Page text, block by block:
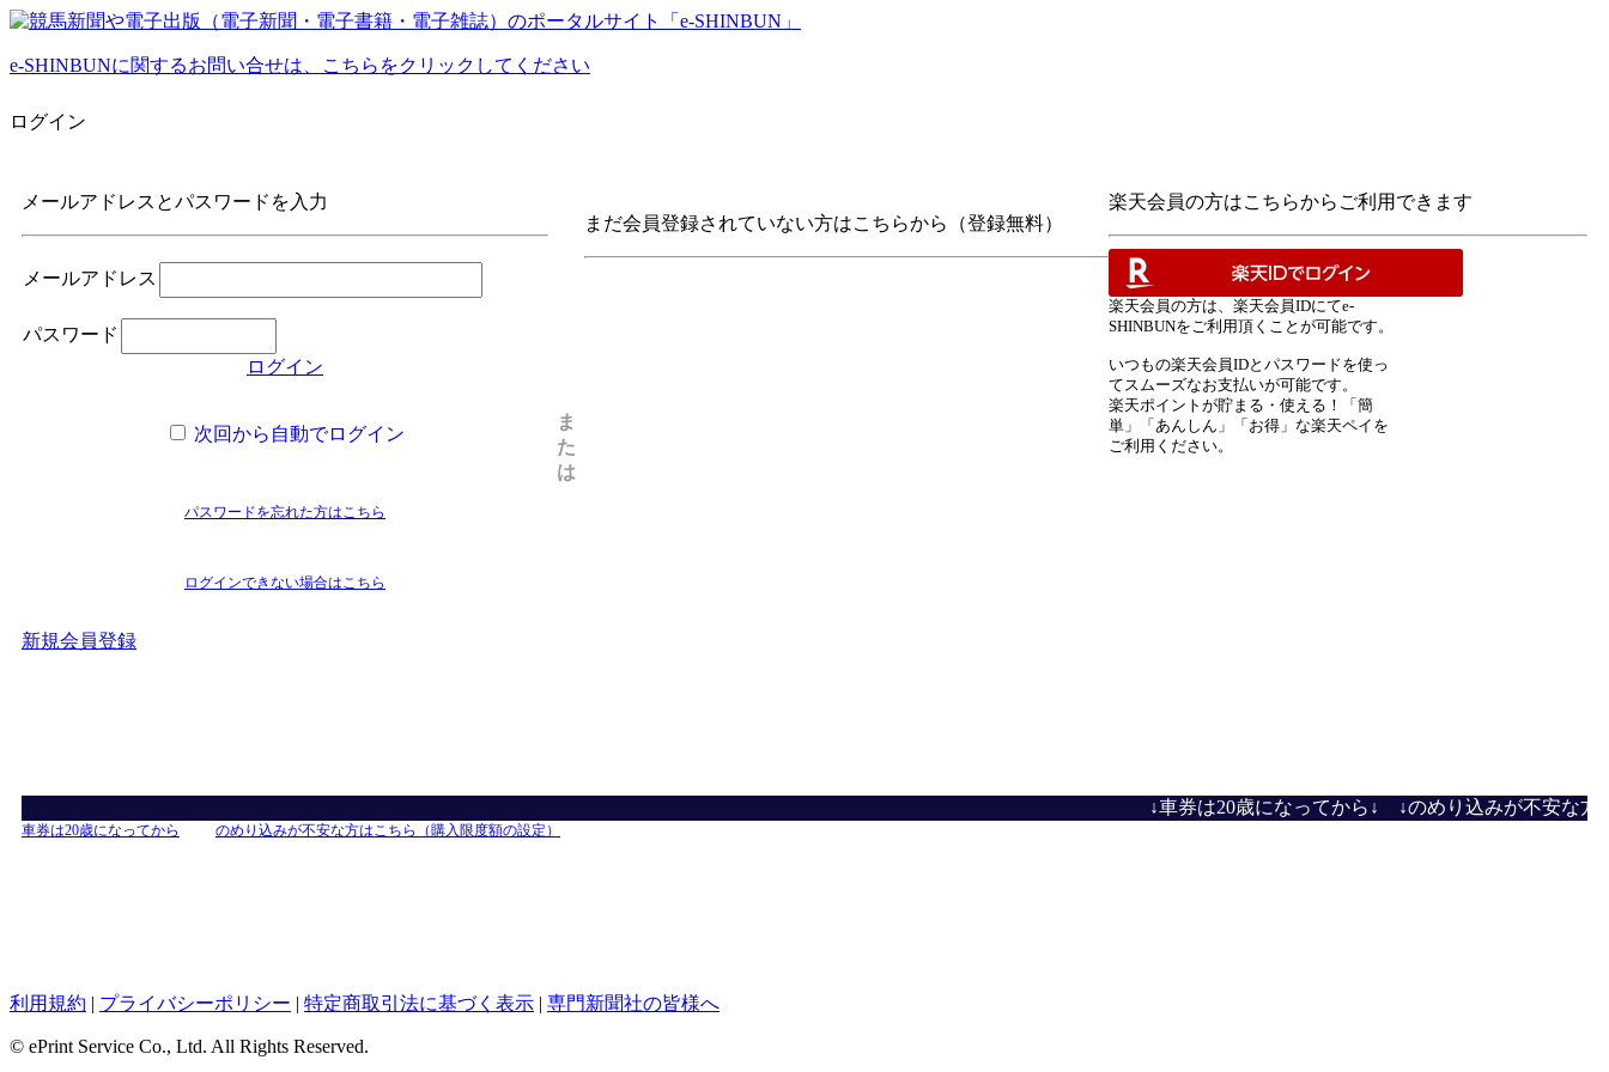
e-SHINBUNに関するお問い合せは、こちらをクリックしてください
ログイン
メールアドレスとパスワードを入力
メールアドレス
パスワード
ログイン
次回から自動でログイン
パスワードを忘れた方はこちら
ログインできない場合はこちら
ま
た
は
楽天会員の方はこちらからご利用できます
楽天会員の方は、楽天会員IDにてe-
SHINBUNをご利用頂くことが可能です。
いつもの楽天会員IDとパスワードを使っ
てスムーズなお支払いが可能です。
楽天ポイントが貯まる・使える！「簡
単」「あんしん」「お得」な楽天ペイを
ご利用ください。
まだ会員登録されていない方はこちらから（登録無料）
新規会員登録
↓車券は20歳になってから↓ ↓のめり込みが不安な方
車券は20歳になってから のめり込みが不安な方はこちら（購入限度額の設定）
利用規約 | プライバシーポリシー | 特定商取引法に基づく表示 | 専門新聞社の皆様へ
© ePrint Service Co., Ltd. All Rights Reserved.